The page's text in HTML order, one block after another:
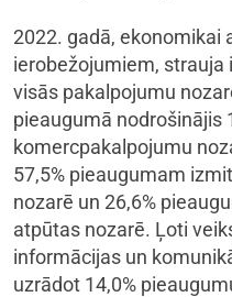
2022. gadā, ekonomikai
ierobežojumiem,
visās pakalpojumu
pieaugumā nodrošinājis
komercpakalpojumu
57,5% pieaugumam
nozarē un 26,6%
atpūtas nozarē. Ļoti
informācijas un
uzrādot 14,0%